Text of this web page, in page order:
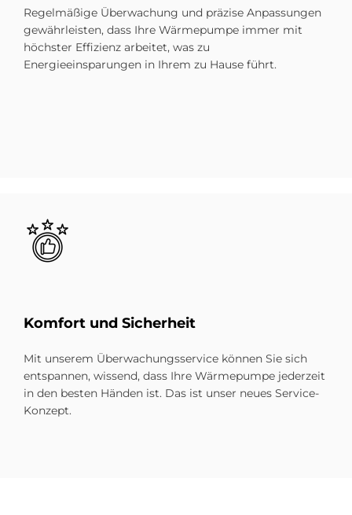
Regelmäßige Überwachung und präzise Anpassungen
gewährleisten, dass Ihre Wärmepumpe immer mit
höchster Effizienz arbeitet, was zu
Energieeinsparungen in Ihrem zu Hause führt.
Bild
Komfort und Sicherheit
Mit unserem Überwachungsservice können Sie sich
entspannen, wissend, dass Ihre Wärmepumpe jederzeit
in den besten Händen ist. Das ist unser neues Service-
Konzept.